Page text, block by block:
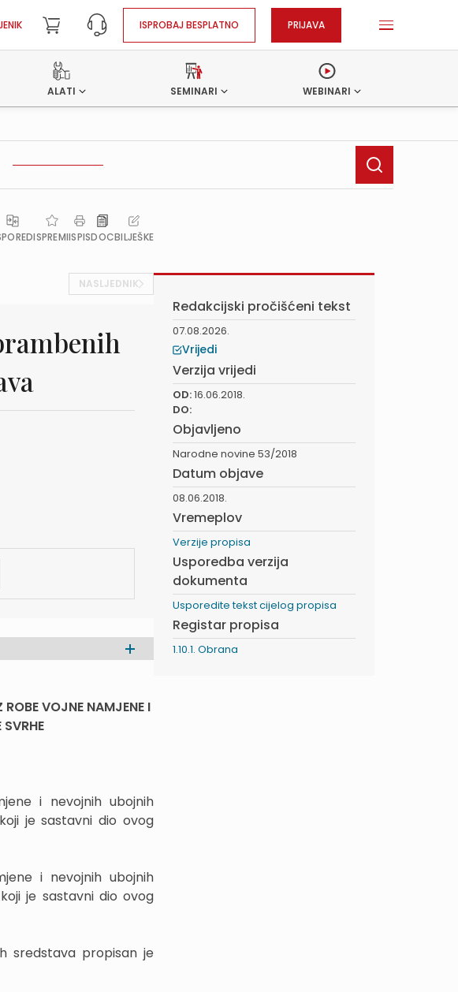
ISPROBAJ BESPLATNO PRIJAVA
ALATI SEMINARI WEBINARI
SPREMIISPISDOCBILJEŠKE
NASLJEDNIK
VOJNE NAMJENE I
i nevojnih ubojnih
je sastavni dio ovog
i nevojnih ubojnih
je sastavni dio ovog
sredstava propisan je
Redakcijski pročišćeni tekst
07.08.2026.
Vrijedi
Verzija vrijedi
OD:16.06.2018.
DO:
Objavljeno
Narodne novine 53/2018
Datum objave
08.06.2018.
Vremeplov
Verzije propisa
Usporedba verzija
dokumenta
Usporedite tekst cijelog propisa
Registar propisa
1.10.1. Obrana